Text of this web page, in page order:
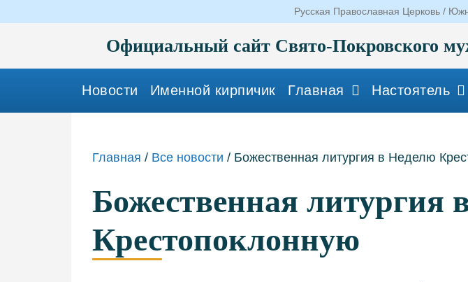
Русская Православная Церковь /
Официальный сайт Свято-Покровского
Новости Именной кирпичик Главная Настоятель
Главная / Все новости / Божественная литургия в Неделю
Божественная литургия
Крестопоклонную